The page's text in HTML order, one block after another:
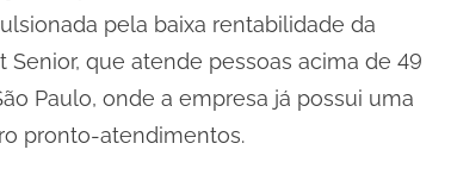
pela baixa rentabilidade da
que atende pessoas acima de 49
Paulo, onde a empresa já possui uma
pronto-atendimentos.